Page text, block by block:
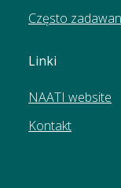
Często
Linki
NAATI website
Kontakt